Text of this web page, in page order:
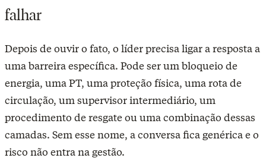
falhar
Depois de ouvir o fato, o líder precisa ligar a resposta a
uma barreira específica. Pode ser um bloqueio de
energia, uma PT, uma proteção física, uma rota de
circulação, um supervisor intermediário, um
procedimento de resgate ou uma combinação dessas
camadas. Sem esse nome, a conversa fica genérica e o
risco não entra na gestão.